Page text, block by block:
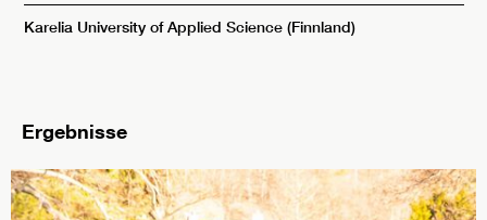
Karelia University of Applied Science (Finnland)
Ergebnisse